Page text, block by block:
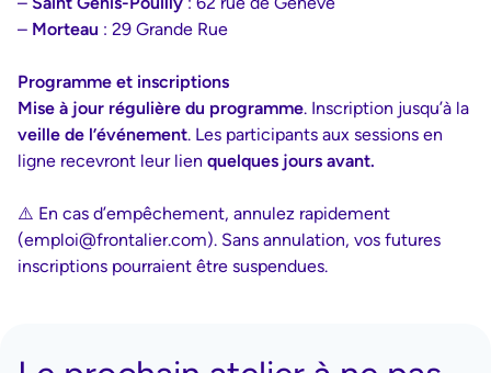
– Morteau : 29 Grande Rue
Programme et inscriptions
Mise à jour régulière du programme. Inscription jusqu’à la
veille de l’événement. Les participants aux sessions en
ligne recevront leur lien quelques jours avant.
⚠️ En cas d’empêchement, annulez rapidement
(emploi@frontalier.com). Sans annulation, vos futures
inscriptions pourraient être suspendues.